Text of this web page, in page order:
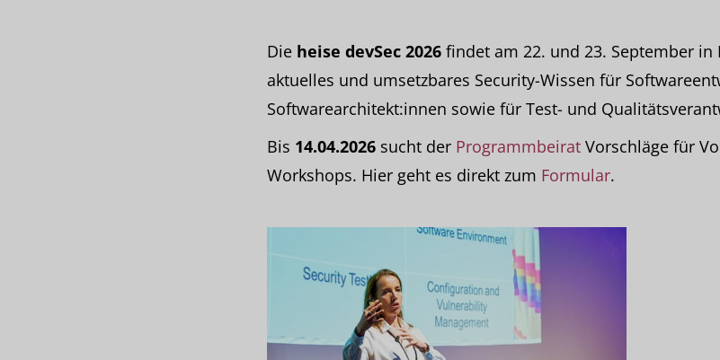
Die heise devSec 2026 findet am 22. und 23. September
aktuelles und umsetzbares Security-Wissen für
Softwarearchitekt:innen sowie für Test- und
Bis 14.04.2026 sucht der Programmbeirat Vorschläge für
Workshops. Hier geht es direkt zum Formular.